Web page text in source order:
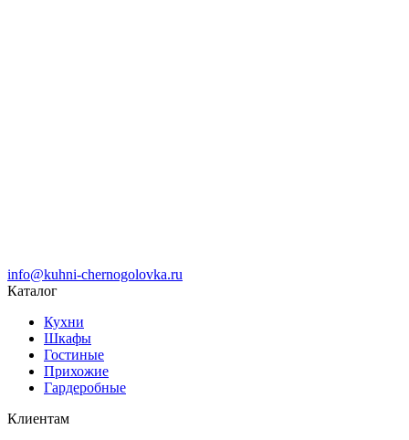
info@kuhni-chernogolovka.ru
Каталог
Кухни
Шкафы
Гостиные
Прихожие
Гардеробные
Клиентам